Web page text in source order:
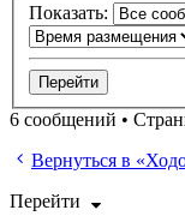
Показать:
6 сообщений •
Вернуться в
Перейти